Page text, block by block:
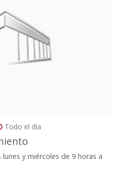
Todo el dia
y miércoles de 9 horas a